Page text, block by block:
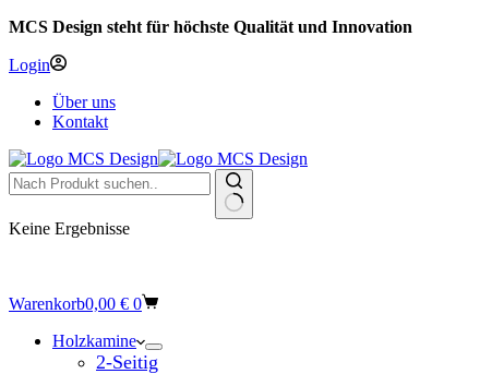
MCS Design steht für höchste Qualität und Innovation
Login
Über uns
Kontakt
Keine Ergebnisse
Warenkorb0,00 € 0
Holzkamine
2-Seitig